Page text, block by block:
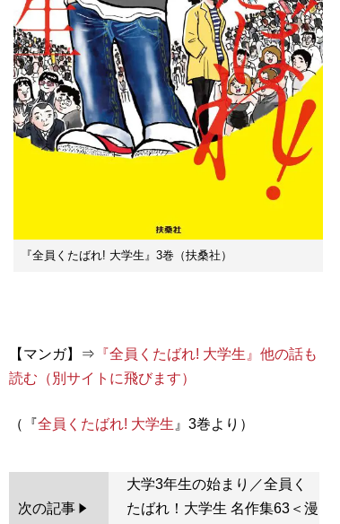
『全員くたばれ! 大学生』3巻（扶桑社）
【マンガ】⇒ 『全員くたばれ! 大学生』他の話も
読む（別サイトに飛びます）
（『全員くたばれ! 大学生
次の記事
大学3年生の始まり／全員く
たばれ！大学生 名作集63＜漫